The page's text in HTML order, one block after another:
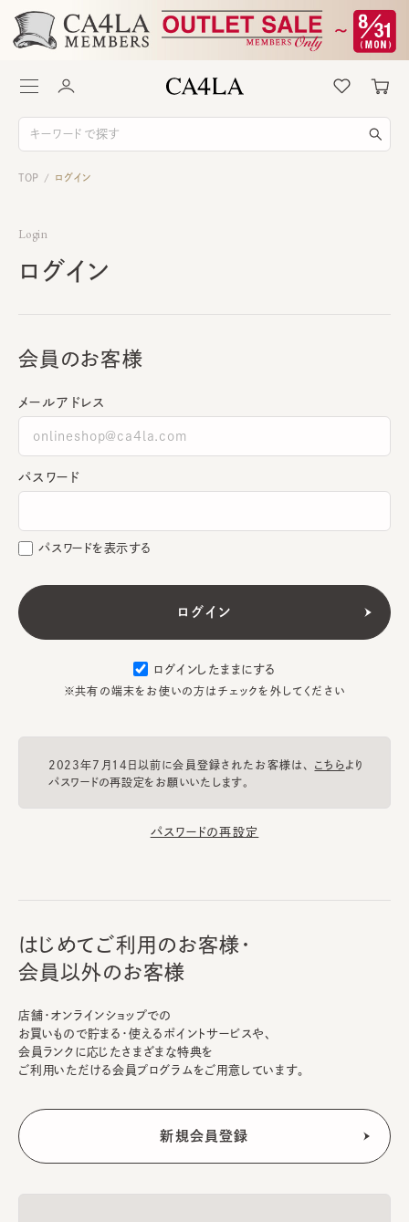
TOP / ログイン
Login
ログイン
会員のお客様
メールアドレス
パスワード
パスワードを表示する
ログインしたままにする
※共有の端末をお使いの方はチェックを外してください
2023年7月14日以前に会員登録されたお客様は、 こちらより
パスワードの再設定をお願いいたします。
パスワードの再設定
はじめてご利用のお客様・
会員以外のお客様
店舗・オンラインショップでの
お買いもので貯まる・使えるポイントサービスや、
会員ランクに応じたさまざまな特典を
ご利用いただける会員プログラムをご用意しています。